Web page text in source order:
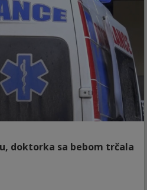
doktorka sa bebom trčala